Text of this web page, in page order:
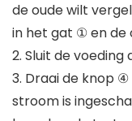
de oude wilt
in het gat ① en de
2. Sluit de voeding
3. Draai de knop
stroom is